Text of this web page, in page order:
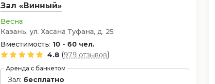
Зал «Винный»
Весна
Казань, ул. Хасана Туфана, д. 25
Вместимость: 10 - 60 чел.
4.8 (979 отзывов)
Аренда с банкетом
Зал: бесплатно